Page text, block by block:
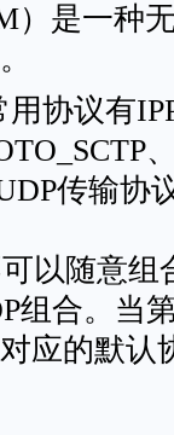
）是一种
协议有
传输协
以随意组
组合。当
应的默认